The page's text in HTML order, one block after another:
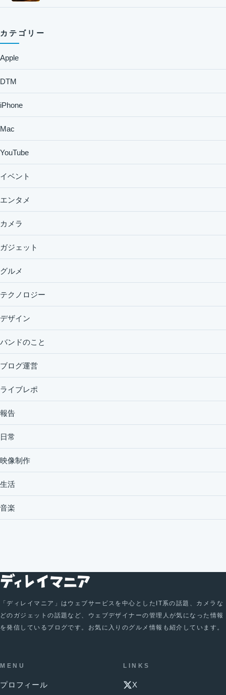
カテゴリー
Apple
DTM
iPhone
Mac
YouTube
イベント
エンタメ
カメラ
ガジェット
グルメ
テクノロジー
デザイン
バンドのこと
ブログ運営
ライブレポ
報告
日常
映像制作
生活
音楽
「ディレイマニア」はウェブサービスを中心としたIT系の話題、カメラな
どのガジェットの話題など、ウェブデザイナーの管理人が気になった情報
を発信しているブログです。お気に入りのグルメ情報も紹介しています。
MENU
プロフィール
LINKS
X